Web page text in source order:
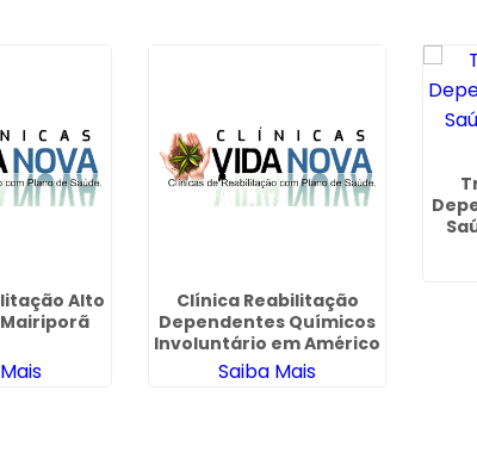
Alto
Clínica Reabilitação
Dependentes Químicos
Involuntário em Américo
Brasiliense
Saiba Mais